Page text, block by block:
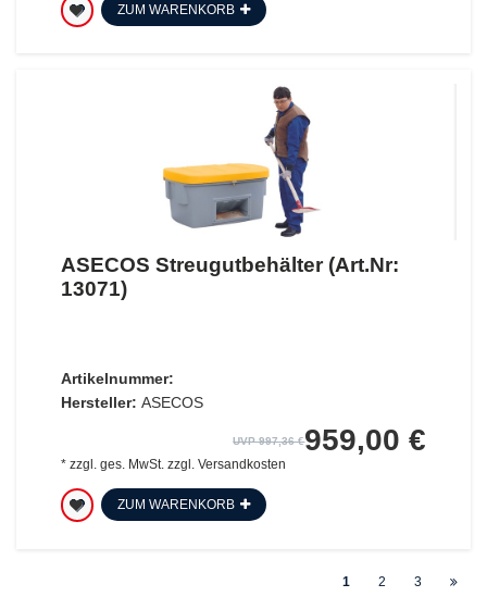
ZUM WARENKORB
ASECOS Streugutbehälter (Art.Nr:
13071)
Artikelnummer:
Hersteller: ASECOS
UVP 997,36 €959,00 €
* zzgl. ges. MwSt.zzgl. Versandkosten
ZUM WARENKORB
1 2 3